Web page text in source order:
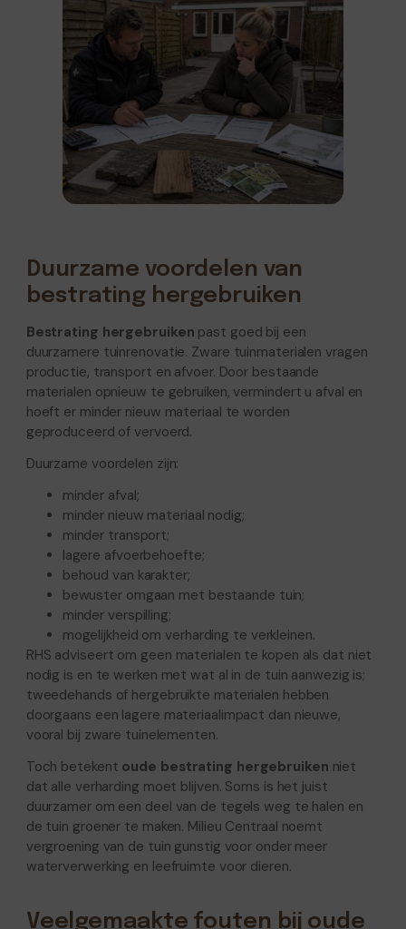
Duurzame voordelen van
bestrating hergebruiken
Bestrating hergebruiken past goed bij een
duurzamere tuinrenovatie. Zware tuinmaterialen vragen
productie, transport en afvoer. Door bestaande
materialen opnieuw te gebruiken, vermindert u afval en
hoeft er minder nieuw materiaal te worden
geproduceerd of vervoerd.
Duurzame voordelen zijn:
minder afval;
minder nieuw materiaal nodig;
minder transport;
lagere afvoerbehoefte;
behoud van karakter;
bewuster omgaan met bestaande tuin;
minder verspilling;
mogelijkheid om verharding te verkleinen.
RHS adviseert om geen materialen te kopen als dat niet
nodig is en te werken met wat al in de tuin aanwezig is;
tweedehands of hergebruikte materialen hebben
doorgaans een lagere materiaalimpact dan nieuwe,
vooral bij zware tuinelementen.
Toch betekent oude bestrating hergebruiken niet
dat alle verharding moet blijven. Soms is het juist
duurzamer om een deel van de tegels weg te halen en
de tuin groener te maken. Milieu Centraal noemt
vergroening van de tuin gunstig voor onder meer
waterverwerking en leefruimte voor dieren.
Veelgemaakte fouten bij oude